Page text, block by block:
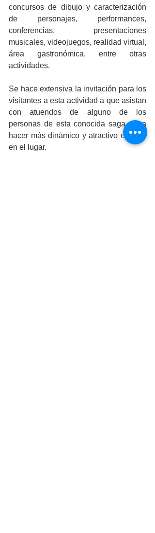
concursos de dibujo y caracterización
de personajes, performances,
conferencias, presentaciones
musicales, videojuegos, realidad virtual,
área gastronómica, entre otras
actividades.
Se hace extensiva la invitación para los
visitantes a esta actividad a que asistan
con atuendos de alguno de los
personas de esta conocida saga, para
hacer más dinámico y atractivo el estar
en el lugar.